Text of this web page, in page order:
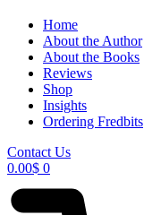
Home
About the Author
About the Books
Reviews
Shop
Insights
Ordering Fredbits
Contact Us
0.00$ 0